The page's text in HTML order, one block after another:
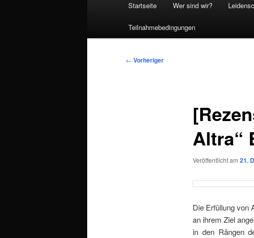
Startseite Wer sind wir?
Teilnahmebedingungen
Beitragsnavigation
← Vorheriger
Altra“
Veröffentlicht am 21.
Die Erfüllung von
an ihrem Ziel
in den Rängen